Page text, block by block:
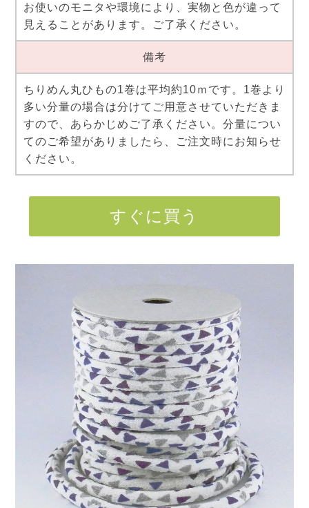
お使いのモニタや環境により、実物と色が違って
見えることがあります。ご了承ください。
備考
ちりめん丸ひもの1巻は平均約10ｍです。1巻より
多い分量の場合は分けてご用意させていただきま
すので、あらかじめご了承ください。分量につい
てのご希望がありましたら、ご注文時にお知らせ
ください。
すぐに買う